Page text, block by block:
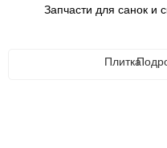
Запчасти для санок и
Плитка